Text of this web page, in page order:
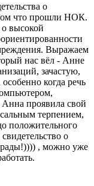
о
что прошли НОК.
высокой
Выражаем
нас вёл - Анне
зачастую,
когда речь
Анна проявила свой
терпением,
положительного
о
, можно уже